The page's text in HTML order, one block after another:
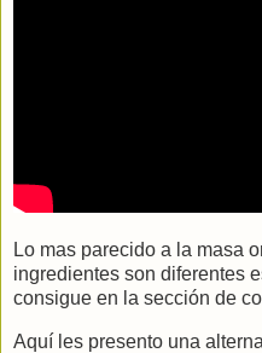
Lo mas parecido a la masa
ingredientes son diferentes
consigue en la sección de
Aquí les presento una